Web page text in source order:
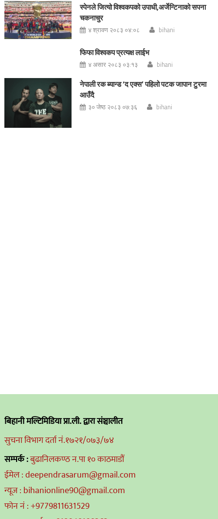
स्पेनले जित्यो विश्वकपको उपाधी,अर्जेन्टिनाको सपना
चकनाचुर
४ श्रावण २०८३ ०४:०८ bihani
फिफा विश्वकप प्रत्यक्ष लाईभ
४ असार २०८३ ०३:१३ bihani
नेपाली रक ब्यान्ड ‘द एक्स’ पहिलो पटक जापान टुरमा
आउँदै
३० जेष्ठ २०८३ ०७:३६ bihani
बिहानी मल्टिमिडिया प्रा.ली. द्वारा संञ्चालीत
सुचना विभाग दर्ता नं.१७२१/०७३/७४
सम्पर्क :बुढानिलकण्ठ न.पा १० काठमाडौं
ईमेल : deependrasarum@gmail.com
न्यूज : bihanionline90@gmail.com
फोन नं : +9779811631529